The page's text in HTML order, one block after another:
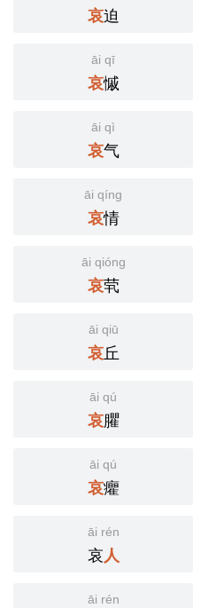
哀迫
āi qī
哀慽
āi qì
哀气
āi qíng
哀情
āi qióng
哀茕
āi qiū
哀丘
āi qú
哀臞
āi qú
哀癯
āi rén
哀人
āi rén